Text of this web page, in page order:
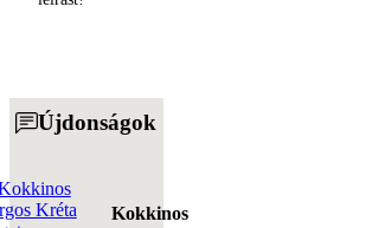
sorát bővíti
Kréta
szigetén,